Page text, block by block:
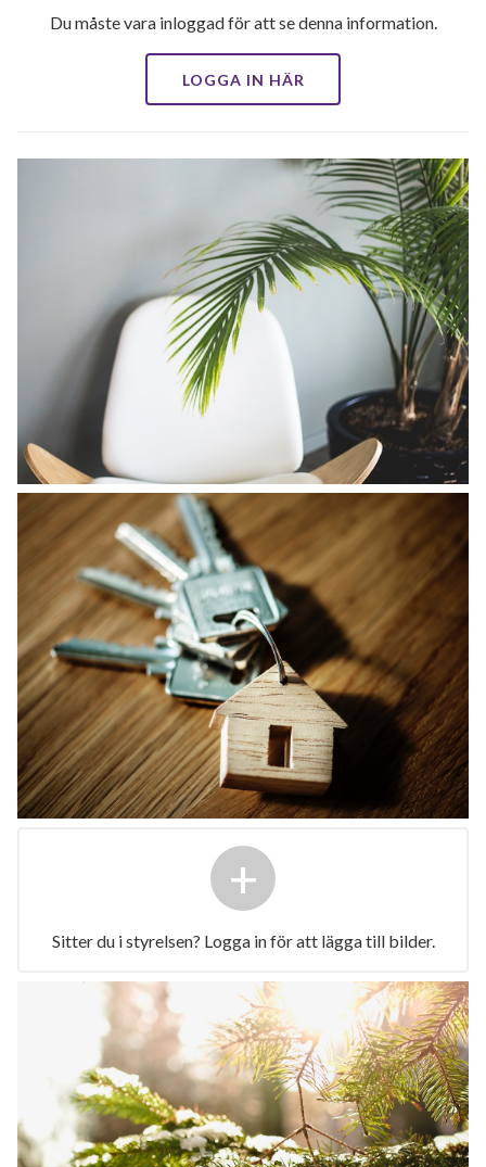
Du måste vara inloggad för att se denna information.
LOGGA IN HÄR
+
Sitter du i styrelsen? Logga in för att lägga till bilder.